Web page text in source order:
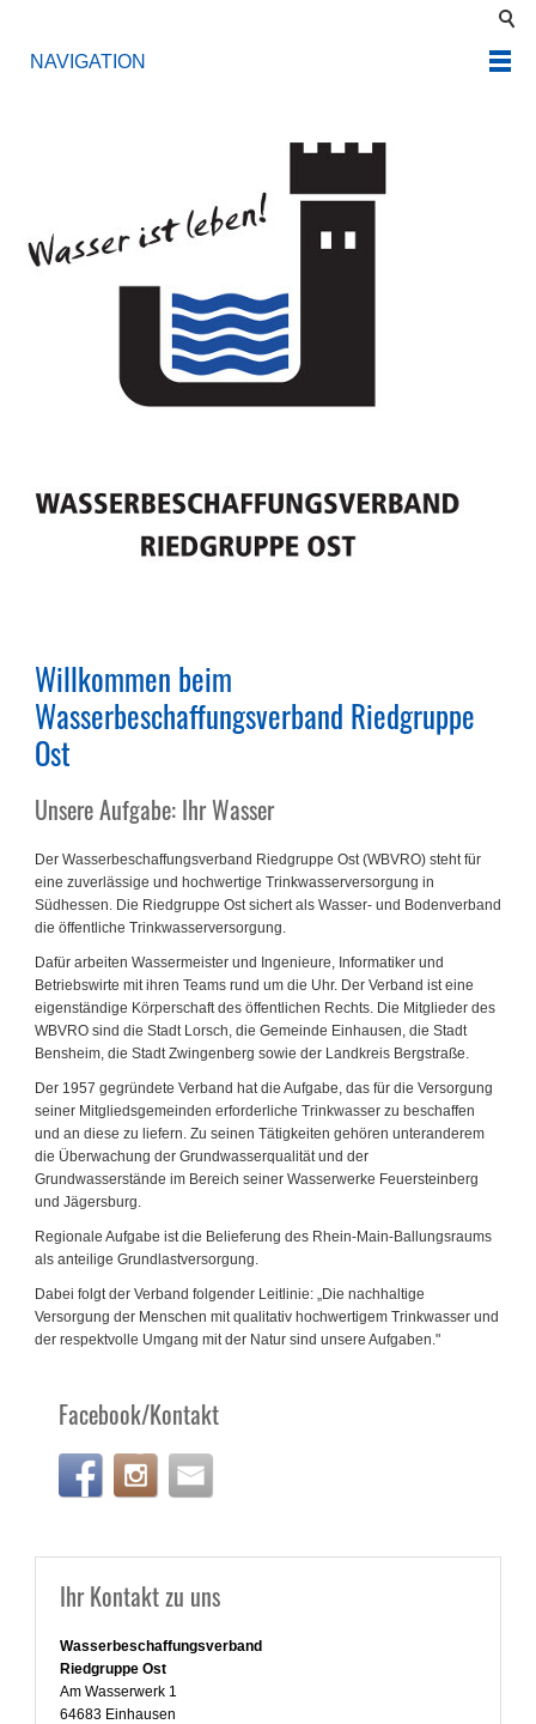
NAVIGATION
Willkommen beim
Wasserbeschaffungsverband Riedgruppe
Ost
Unsere Aufgabe: Ihr Wasser
Der Wasserbeschaffungsverband Riedgruppe Ost (WBVRO) steht für
eine zuverlässige und hochwertige Trinkwasserversorgung in
Südhessen. Die Riedgruppe Ost sichert als Wasser- und Bodenverband
die öffentliche Trinkwasserversorgung.
Dafür arbeiten Wassermeister und Ingenieure, Informatiker und
Betriebswirte mit ihren Teams rund um die Uhr. Der Verband ist eine
eigenständige Körperschaft des öffentlichen Rechts. Die Mitglieder des
WBVRO sind die Stadt Lorsch, die Gemeinde Einhausen, die Stadt
Bensheim, die Stadt Zwingenberg sowie der Landkreis Bergstraße.
Der 1957 gegründete Verband hat die Aufgabe, das für die Versorgung
seiner Mitgliedsgemeinden erforderliche Trinkwasser zu beschaffen
und an diese zu liefern. Zu seinen Tätigkeiten gehören unteranderem
die Überwachung der Grundwasserqualität und der
Grundwasserstände im Bereich seiner Wasserwerke Feuersteinberg
und Jägersburg.
Regionale Aufgabe ist die Belieferung des Rhein-Main-Ballungsraums
als anteilige Grundlastversorgung.
Dabei folgt der Verband folgender Leitlinie: „Die nachhaltige
Versorgung der Menschen mit qualitativ hochwertigem Trinkwasser und
der respektvolle Umgang mit der Natur sind unsere Aufgaben."
Facebook/Kontakt
Ihr Kontakt zu uns
Wasserbeschaffungsverband
Riedgruppe Ost
Am Wasserwerk 1
64683 Einhausen